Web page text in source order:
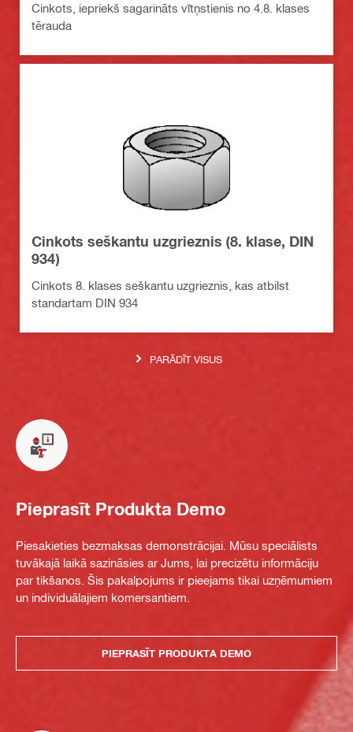
Cinkots, iepriekš sagarināts vītņstienis no 4.8. klases
tērauda
Cinkots seškantu uzgrieznis (8. klase, DIN
934)
Cinkots 8. klases seškantu uzgrieznis, kas atbilst
standartam DIN 934
PARĀDĪT VISUS
Pieprasīt Produkta Demo
Piesakieties bezmaksas demonstrācijai. Mūsu speciālists
tuvākajā laikā sazināsies ar Jums, lai precizētu informāciju
par tikšanos. Šis pakalpojums ir pieejams tikai uzņēmumiem
un individuālajiem komersantiem.
PIEPRASĪT PRODUKTA DEMO